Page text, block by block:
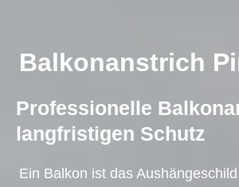
Balkonanstrich
Professionelle
langfristigen Schutz
Ein Balkon ist das